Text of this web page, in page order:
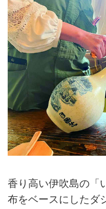
香り高い伊吹島の「
布をベースにしたダ